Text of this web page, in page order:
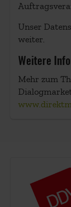
Unser
weiter.
Weitere
Mehr zum